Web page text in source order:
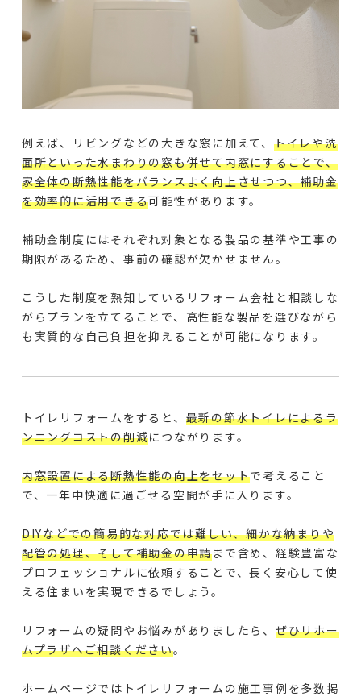
例えば、リビングなどの大きな窓に加えて、 トイレや洗
面所といった水まわりの窓も併せて内窓にすることで、
家全体の断熱性能をバランスよく向上させつつ、補助金
を効率的に活用できる可能性があります。
補助金制度にはそれぞれ対象となる製品の基準や工事の
期限があるため、事前の確認が欠かせません。
こうした制度を熟知しているリフォーム会社と相談しな
がらプランを立てることで、高性能な製品を選びながら
も実質的な自己負担を抑えることが可能になります。
トイレリフォームをすると、 最新の節水トイレによるラ
ンニングコストの削減につながります。
内窓設置による断熱性能の向上をセットで考えること
で、一年中快適に過ごせる空間が手に入ります。
DIYなどでの簡易的な対応では難しい、細かな納まりや
配管の処理、そして補助金の申請まで含め、経験豊富な
プロフェッショナルに依頼することで、長く安心して使
える住まいを実現できるでしょう。
リフォームの疑問やお悩みがありましたら、 ぜひリホー
ムプラザへご相談ください。
ホームページではトイレリフォームの施工事例を多数掲